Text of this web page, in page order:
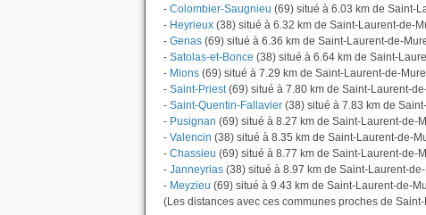
- Colombier-Saugnieu (69) situé à 6.03 km de Saint-
- Heyrieux (38) situé à 6.32 km de Saint-Laurent-de-
- Genas (69) situé à 6.36 km de Saint-Laurent-de-
- Satolas-et-Bonce (38) situé à 6.64 km de Saint-
- Mions (69) situé à 7.29 km de Saint-Laurent-de-Mure
- Saint-Priest(69) situé à 7.80 km de Saint-Laurent-
- Saint-Quentin-Fallavier (38) situé à 7.83 km de
- Pusignan (69) situé à 8.27 km de Saint-Laurent-de-
- Valencin (38) situé à 8.35 km de Saint-Laurent-de-
- Chassieu (69) situé à 8.77 km de Saint-Laurent-de-
- Janneyrias (38) situé à 8.97 km de Saint-Laurent-
- Meyzieu (69) situé à 9.43 km de Saint-Laurent-de-
(Les distances avec ces communes proches de